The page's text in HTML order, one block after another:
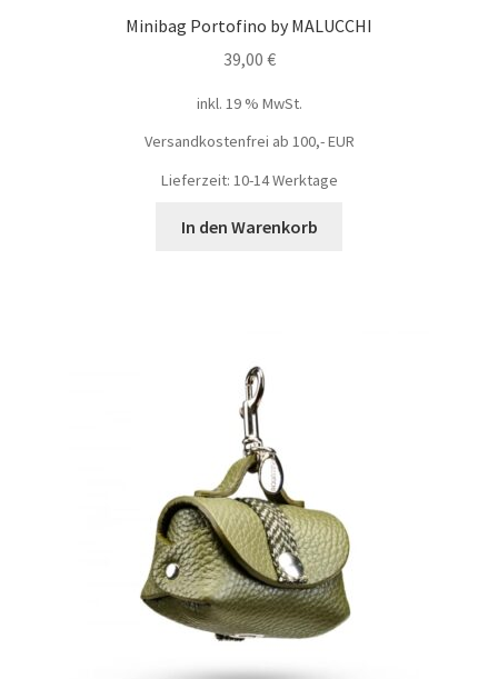
Minibag Portofino by MALUCCHI
39,00 €
inkl. 19 % MwSt.
Versandkostenfrei ab 100,- EUR
Lieferzeit: 10-14 Werktage
In den Warenkorb